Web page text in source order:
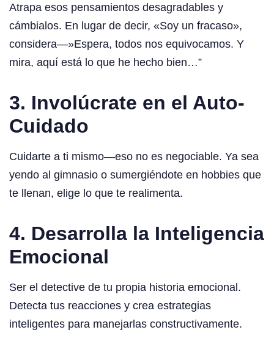
Atrapa esos pensamientos desagradables y
cámbialos. En lugar de decir, «Soy un fracaso»,
considera—»Espera, todos nos equivocamos. Y
mira, aquí está lo que he hecho bien…”
3. Involúcrate en el Auto-
Cuidado
Cuidarte a ti mismo—eso no es negociable. Ya sea
yendo al gimnasio o sumergiéndote en hobbies que
te llenan, elige lo que te realimenta.
4. Desarrolla la Inteligencia
Emocional
Ser el detective de tu propia historia emocional.
Detecta tus reacciones y crea estrategias
inteligentes para manejarlas constructivamente.